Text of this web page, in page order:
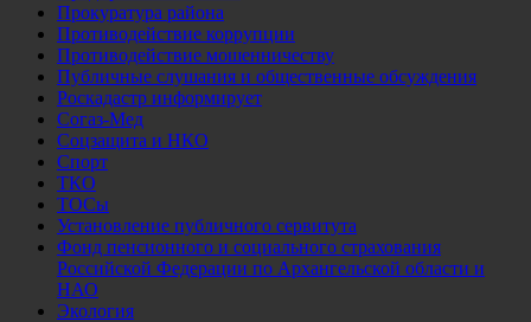
Прокуратура района
Противодействие коррупции
Противодействие мошенничеству
Публичные слушания и общественные обсуждения
Роскадастр информирует
Согаз-Мед
Соцзащита и НКО
Спорт
ТКО
ТОСы
Установление публичного сервитута
Фонд пенсионного и социального страхования
Российской Федерации по Архангельской области и
НАО
Экология